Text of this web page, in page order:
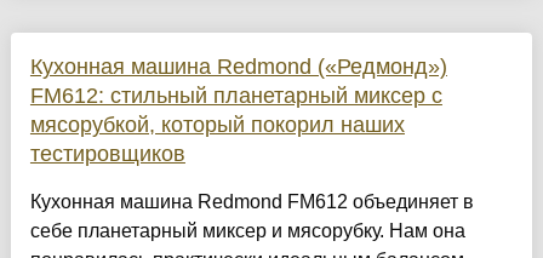
Кухонная машина Redmond («Редмонд»)
FM612: стильный планетарный миксер с
мясорубкой, который покорил наших
тестировщиков
Кухонная машина Redmond FM612 объединяет в
себе планетарный миксер и мясорубку. Нам она